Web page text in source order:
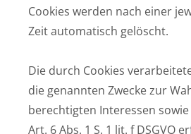
Cookies werden nach einer
Zeit automatisch gelöscht.
Die durch Cookies
die genannten Zwecke zur
berechtigten Interessen
Art. 6 Abs. 1 S. 1 lit. f DSGVO